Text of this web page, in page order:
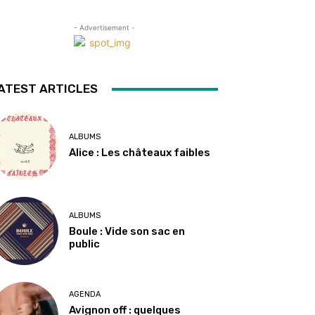
- Advertisement -
ARTICLES
ALBUMS
Alice : Les châteaux faibles
ALBUMS
Boule : Vide son sac en
public
AGENDA
Avignon off : quelques